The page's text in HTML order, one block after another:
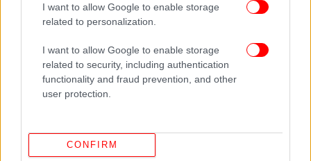
I want to allow Google to enable storage
related to personalization.
I want to allow Google to enable storage
related to security, including authentication
functionality and fraud prevention, and other
user protection.
CONFIRM
ΠΕΡΙΣΣΟΤΕΡΑ ΒΙΝΤΕΟ
Ακολουθήστε το